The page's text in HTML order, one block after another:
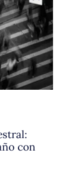
con